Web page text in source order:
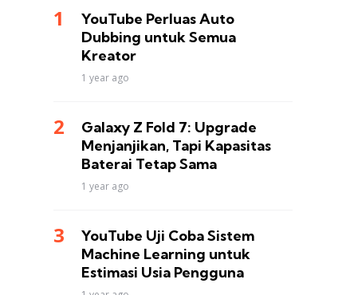
YouTube Perluas Auto
Dubbing untuk Semua
Kreator
1 year ago
Galaxy Z Fold 7: Upgrade
Menjanjikan, Tapi Kapasitas
Baterai Tetap Sama
1 year ago
YouTube Uji Coba Sistem
Machine Learning untuk
Estimasi Usia Pengguna